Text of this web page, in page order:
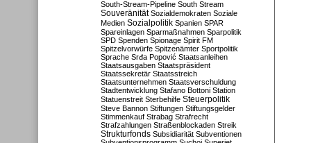
South-Stream-Pipeline South Stream
Souveränität Sozialdemokraten Soziale
Medien Sozialpolitik Spanien SPAR
Spareinlagen Sparmaßnahmen Sparpolitik
SPD Spenden Spionage Spirit FM
Spitzelvorwürfe Spitzenämter Sportpolitik
Sprache Srđa Popović Staatsanleihen
Staatsausgaben Staatspräsident
Staatssekretär Staatsstreich
Staatsunternehmen Staatsverschuldung
Stadtentwicklung Stafano Bottoni Station
Statuenstreit Sterbehilfe Steuerpolitik
Steve Bannon Stiftungen Stiftungsgelder
Stimmenkauf Strabag Strafrecht
Strafzahlungen Straßenblockaden Streik
Strukturfonds Subsidiarität Subventionen